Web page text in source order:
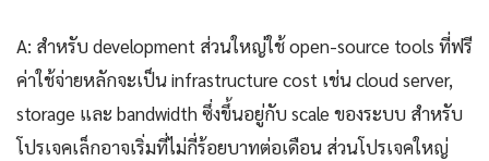
A: สำหรับ development ส่วนใหญ่ใช้ open-source tools ที่ฟรี
ค่าใช้จ่ายหลักจะเป็น infrastructure cost เช่น cloud server,
storage และ bandwidth ซึ่งขึ้นอยู่กับ scale ของระบบ สำหรับ
โปรเจคเล็กอาจเริ่มที่ไม่กี่ร้อยบาทต่อเดือน ส่วนโปรเจคใหญ่